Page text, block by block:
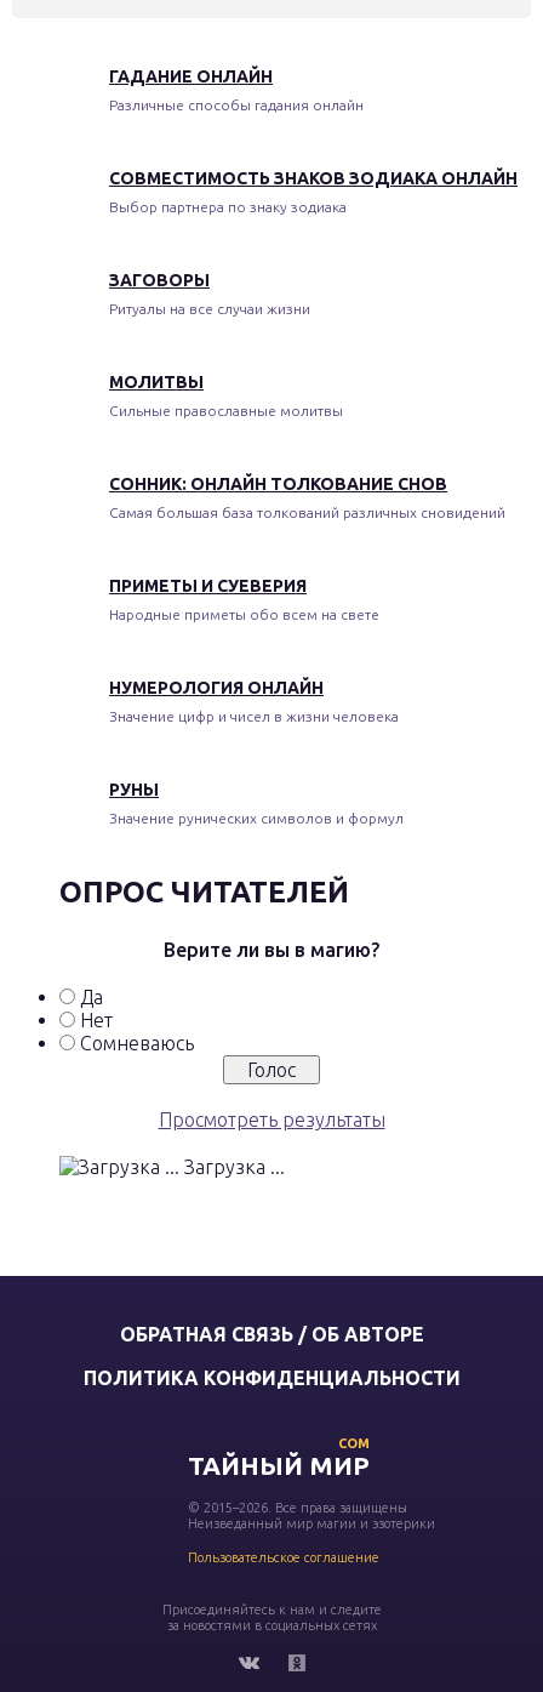
ГАДАНИЕ ОНЛАЙН
Различные способы гадания онлайн
СОВМЕСТИМОСТЬ ЗНАКОВ ЗОДИАКА ОНЛАЙН
Выбор партнера по знаку зодиака
ЗАГОВОРЫ
Ритуалы на все случаи жизни
МОЛИТВЫ
Сильные православные молитвы
СОННИК: ОНЛАЙН ТОЛКОВАНИЕ СНОВ
Самая большая база толкований различных сновидений
ПРИМЕТЫ И СУЕВЕРИЯ
Народные приметы обо всем на свете
НУМЕРОЛОГИЯ ОНЛАЙН
Значение цифр и чисел в жизни человека
РУНЫ
Значение рунических символов и формул
ОПРОС ЧИТАТЕЛЕЙ
Верите ли вы в магию?
Да
Нет
Сомневаюсь
Просмотреть результаты
Загрузка ...
ОБРАТНАЯ СВЯЗЬ / ОБ АВТОРЕ
ПОЛИТИКА КОНФИДЕНЦИАЛЬНОСТИ
ТАЙНЫЙ МИР
COM
© 2015–2026. Все права защищены
Неизведанный мир магии и эзотерики
Пользовательское соглашение
Присоединяйтесь к нам и следите
за новостями в социальных сетях